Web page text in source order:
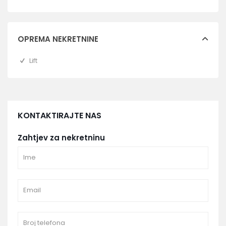
OPREMA NEKRETNINE
Lift
KONTAKTIRAJTE NAS
Zahtjev za nekretninu